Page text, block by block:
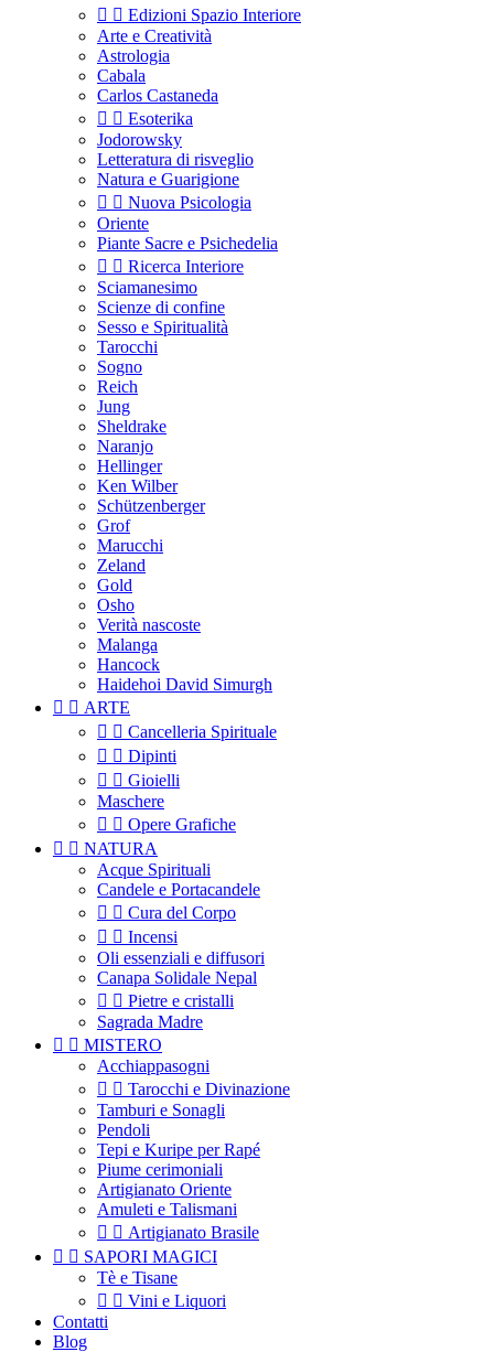
  Edizioni Spazio Interiore
Arte e Creatività
Astrologia
Cabala
Carlos Castaneda
  Esoterika
Jodorowsky
Letteratura di risveglio
Natura e Guarigione
  Nuova Psicologia
Oriente
Piante Sacre e Psichedelia
  Ricerca Interiore
Sciamanesimo
Scienze di confine
Sesso e Spiritualità
Tarocchi
Sogno
Reich
Jung
Sheldrake
Naranjo
Hellinger
Ken Wilber
Schützenberger
Grof
Marucchi
Zeland
Gold
Osho
Verità nascoste
Malanga
Hancock
Haidehoi David Simurgh
  ARTE
  Cancelleria Spirituale
  Dipinti
  Gioielli
Maschere
  Opere Grafiche
  NATURA
Acque Spirituali
Candele e Portacandele
  Cura del Corpo
  Incensi
Oli essenziali e diffusori
Canapa Solidale Nepal
  Pietre e cristalli
Sagrada Madre
  MISTERO
Acchiappasogni
  Tarocchi e Divinazione
Tamburi e Sonagli
Pendoli
Tepi e Kuripe per Rapé
Piume cerimoniali
Artigianato Oriente
Amuleti e Talismani
  Artigianato Brasile
  SAPORI MAGICI
Tè e Tisane
  Vini e Liquori
Contatti
Blog